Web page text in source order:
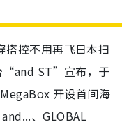
搭控不用再飞日本扫
“and ST”宣布，于
开设首间海
、GLOBAL